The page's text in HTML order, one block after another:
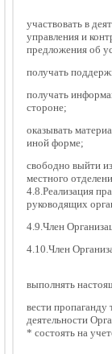
участвовать в
управления и
предложения об
получать
получать
стороне;
оказывать
иной форме;
свободно выйти
местного
4.8.Реализация
руководящих
4.9.Член
4.10.Член
выполнять
вести пропаганду
деятельности
* состоять на